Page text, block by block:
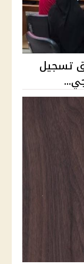
إغلاق تسجيل